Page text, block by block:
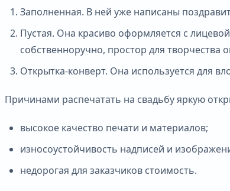
Заполненная. В ней уже написаны
Пустая. Она красиво оформляется с
собственноручно, простор для творчества
Открытка-конверт. Она используется для
Причинами распечатать на свадьбу яркую
высокое качество печати и материалов;
износоустойчивость надписей и
недорогая для заказчиков стоимость.